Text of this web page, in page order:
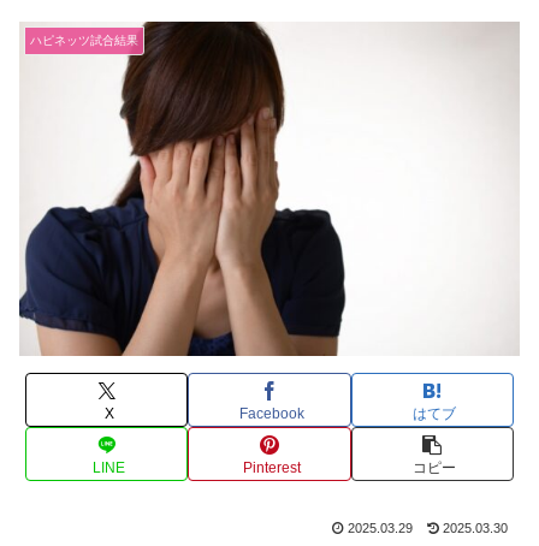
ハピネッツ試合結果
X Facebook はてブ
LINE Pinterest コピー
2025.03.29 2025.03.30